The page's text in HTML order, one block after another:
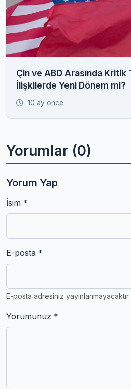
Çin ve ABD Arasında Kritik
İlişkilerde Yeni Dönem mi?
10 ay önce
Yorumlar (0)
Yorum Yap
İsim *
E-posta *
E-posta adresiniz yayınlanmayacaktır.
Yorumunuz *